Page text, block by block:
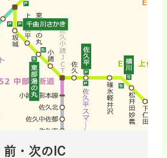
前・次のIC